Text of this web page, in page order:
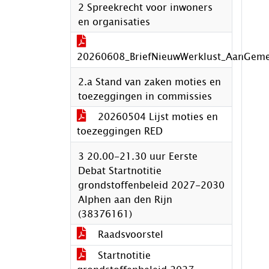
2 Spreekrecht voor inwoners
en organisaties
2.a Stand van zaken moties en
toezeggingen in commissies
20260504 Lijst moties en
toezeggingen RED
3 20.00-21.30 uur Eerste
Debat Startnotitie
grondstoffenbeleid 2027-2030
Alphen aan den Rijn
(38376161)
Raadsvoorstel
Startnotitie